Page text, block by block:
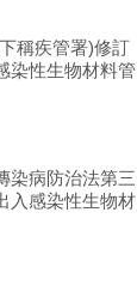
稱疾管署)修訂
染性生物材料管
染病防治法第三
入感染性生物材